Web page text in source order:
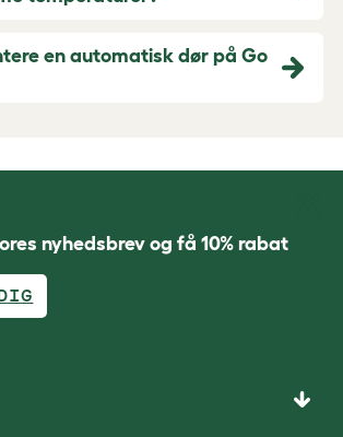
en automatisk dør på Go
nyhedsbrev og få 10% rabat